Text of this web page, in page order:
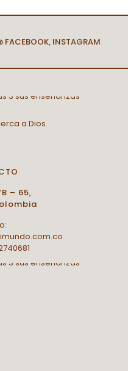
FACEBOOK, INSTAGRAM
a Dios.
– 65,